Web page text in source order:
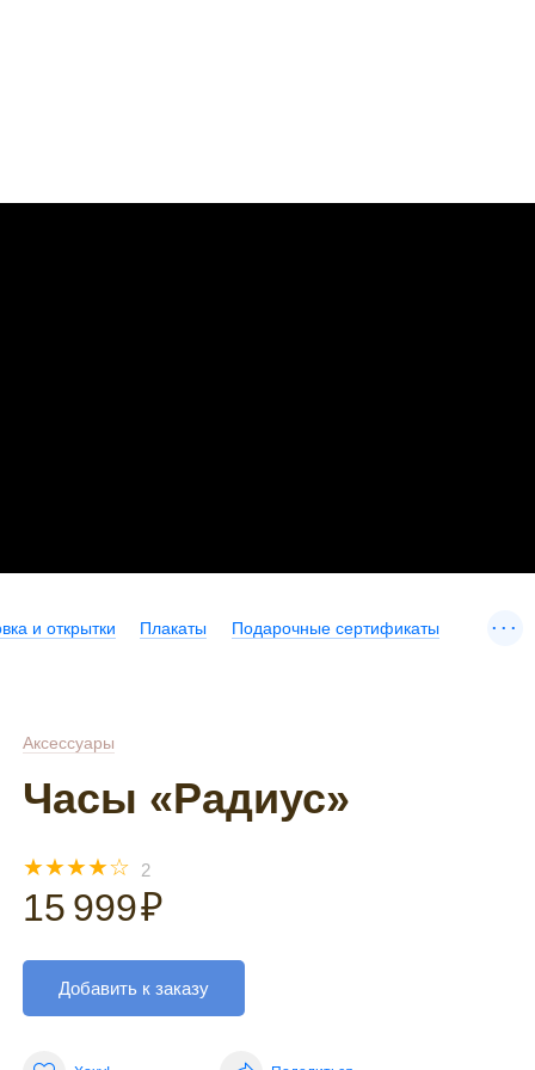
и открытки Плакаты Подарочные сертификаты ...
Аксессуары
Часы «Радиус»
☆
☆
☆
☆
☆ 2
15 999₽
Добавить к заказу